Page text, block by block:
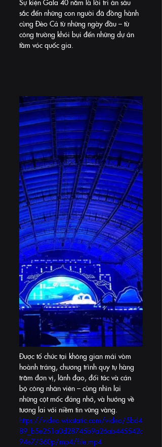
sắc đến những con người đã đồng hành
cùng Đèo Cả từ những ngày đầu – từ
công trường khói bụi đến những dự án
tầm vóc quốc gia.
Được tổ chức tại không gian mái vòm
hoành tráng, chương trình quy tụ hàng
trăm đơn vị, lãnh đạo, đối tác và cán
bộ công nhân viên – cùng nhìn lại
những cột mốc đáng nhớ, và hướng về
tương lai với niềm tin vững vàng.
https://video.wixstatic.com/video/5bd4
89_b5e251a0d28745b9a26ab445542c
94e7/360p/mp4/file.mp4